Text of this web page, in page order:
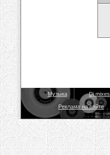
Музыка Dj mixes
Реклама на сайте